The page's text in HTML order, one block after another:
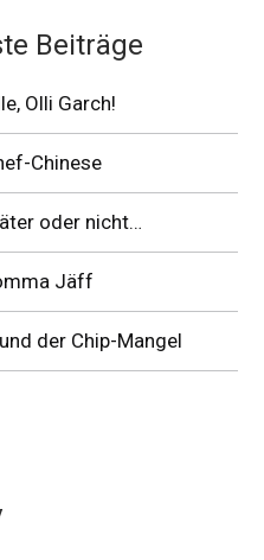
Beiträge
Olli Garch!
Chinese
oder nicht…
Jäff
der Chip-Mangel